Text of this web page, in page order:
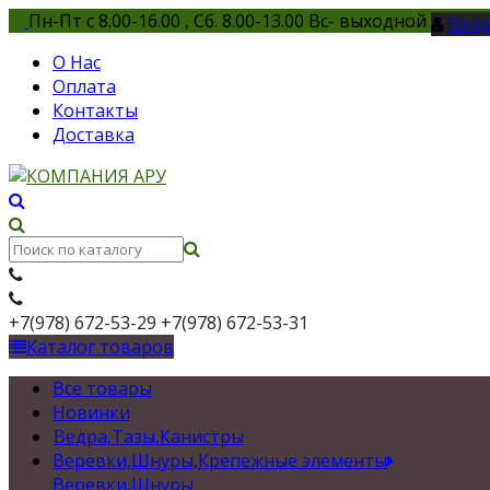
Пн-Пт с 8.00-16.00 , Сб. 8.00-13.00 Вс- выходной Вход
О Нас
Оплата
Контакты
Доставка
+7(978) 672-53-29 +7(978) 672-53-31
Каталог товаров
Все товары
Новинки
Ведра,Тазы,Канистры
Веревки,Шнуры,Крепежные элементы
Веревки,Шнуры